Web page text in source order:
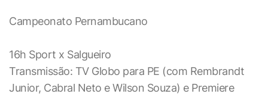
Campeonato Pernambucano
16h Sport x Salgueiro
Transmissão: TV Globo para PE (com Rembrandt
Junior, Cabral Neto e Wilson Souza) e Premiere